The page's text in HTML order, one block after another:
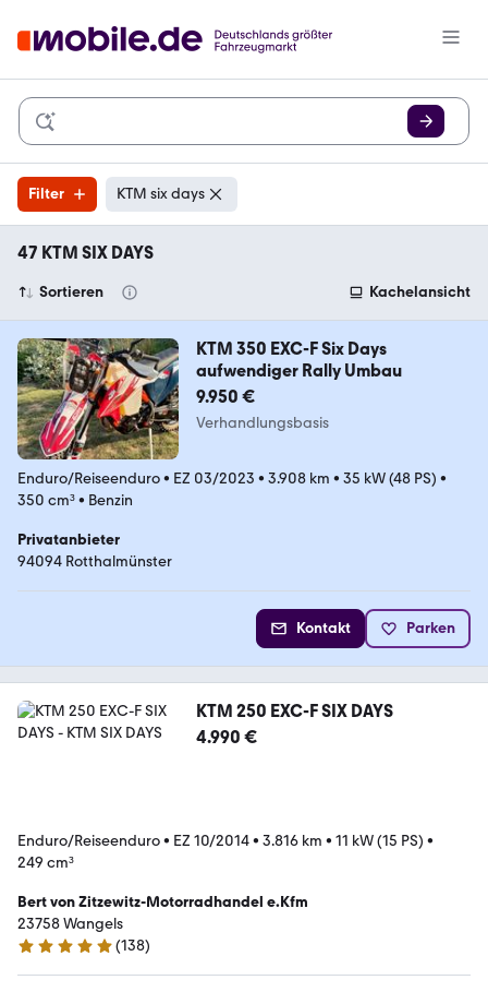
Filter KTM six days
47 KTM SIX DAYS
Sortieren Kachelansicht
KTM 350 EXC-F Six Days
aufwendiger Rally Umbau
9.950 €
Verhandlungsbasis
Enduro/Reiseenduro• EZ 03/2023 • 3.908 km • 35 kW (48 PS) •
350 cm³• Benzin
Privatanbieter
94094 Rotthalmünster
Kontakt Parken
KTM 250 EXC-F SIX DAYS
4.990 €
Enduro/Reiseenduro• EZ 10/2014• 3.816 km • 11 kW (15 PS) •
249 cm³
Bert von Zitzewitz-Motorradhandel e.Kfm
23758 Wangels
4.8 Sterne
(138)